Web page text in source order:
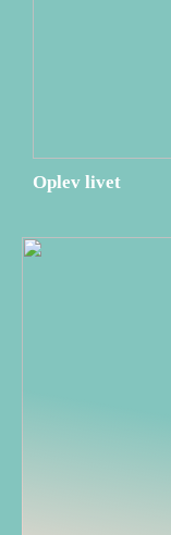
Oplev livet